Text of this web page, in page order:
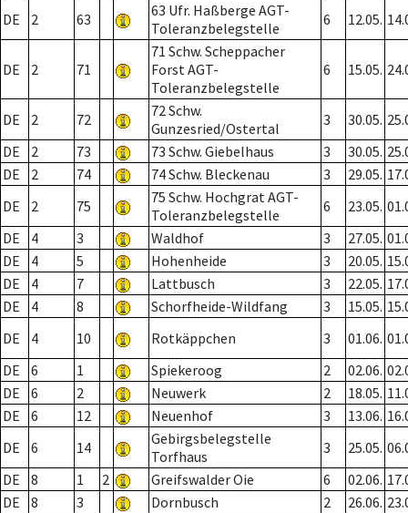
DE 2 63
63 Ufr. Haßberge AGT-
Toleranzbelegstelle
6 12.05.
DE 2 71
71 Schw. Scheppacher
Forst AGT-
Toleranzbelegstelle
6 15.05.
DE 2 72
72 Schw.
Gunzesried/Ostertal
3 30.05.
DE
2 73 73 Schw. Giebelhaus 3 30.05.
DE
2 74 74 Schw. Bleckenau 3 29.05.
DE
2 75
75 Schw. Hochgrat AGT-
Toleranzbelegstelle
6 23.05.
DE
4 3 Waldhof 3 27.05.
DE
4 5 Hohenheide 3 20.05.
DE
4 7 Lattbusch 3 22.05.
DE
4 8 Schorfheide-Wildfang 3 15.05.
DE
4 10 Rotkäppchen 3 01.06.
DE
6 1 Spiekeroog 2 02.06.
DE
6 2 Neuwerk 2 18.05.
DE
6 12 Neuenhof 3 13.06.
DE
6 14
Gebirgsbelegstelle
Torfhaus
3 25.05.
DE
8 1 2 Greifswalder Oie 6 02.06.
DE
8 3 Dornbusch 2 26.06.